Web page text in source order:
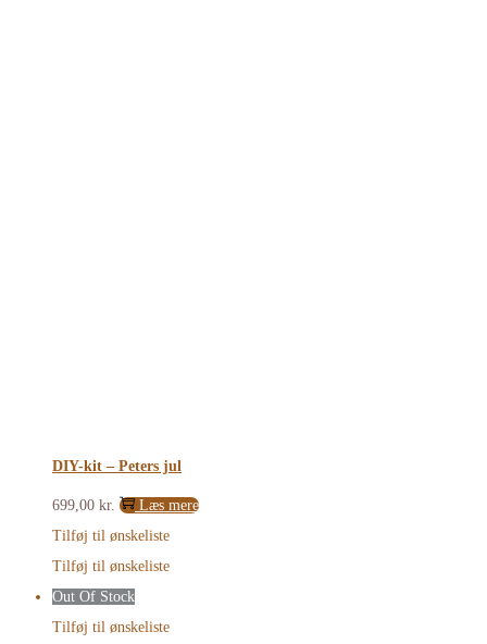
DIY-kit – Peters jul
699,00 kr.
Læs mere
Tilføj til ønskeliste
Tilføj til ønskeliste
Out Of Stock
Tilføj til ønskeliste